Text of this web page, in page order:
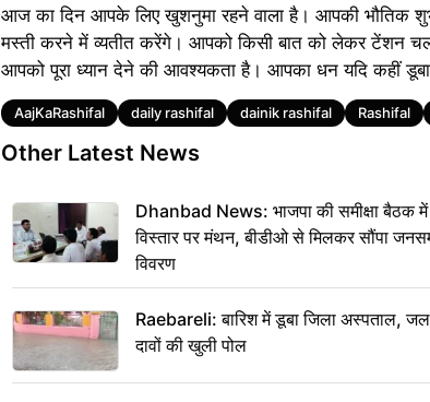
आज का दिन आपके लिए खुशनुमा रहने वाला है। आपकी भौतिक
मस्ती करने में व्यतीत करेंगे। आपको किसी बात को लेकर टेंशन
आपको पूरा ध्यान देने की आवश्यकता है। आपका धन यदि कहीं
Tags
AajKaRashifal daily rashifal dainik rashifal Rashifal
Other Latest News
Dhanbad News: भाजपा की समीक्षा बैठक
विस्तार पर मंथन, बीडीओ से मिलकर सौंपा
विवरण
Raebareli: बारिश में डूबा जिला अस्पताल,
दावों की खुली पोल